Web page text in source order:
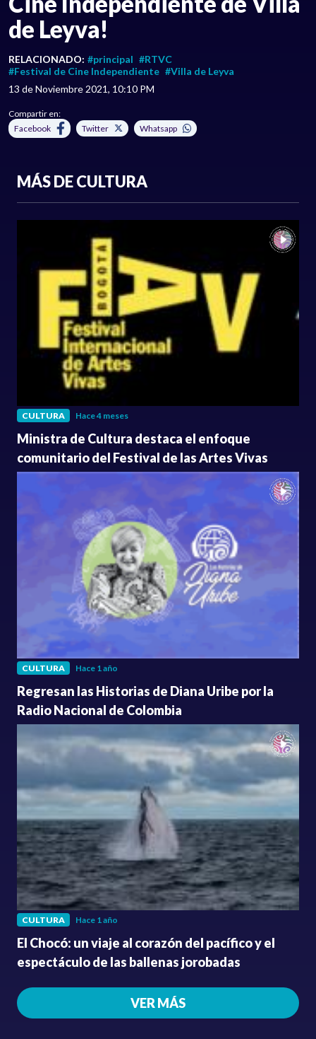
de Leyva!
RELACIONADO: #principal #RTVC
#Festival de Cine Independiente #Villa de Leyva
13 de Noviembre 2021, 10:10 PM
Compartir en:
Facebook
Twitter Whatsapp
MÁS DE CULTURA
CULTURA Hace 4 meses
Ministra de Cultura destaca el enfoque
comunitario del Festival de las Artes Vivas
CULTURA Hace 1 año
Regresan las Historias de Diana Uribe por la
Radio Nacional de Colombia
CULTURA Hace 1 año
El Chocó: un viaje al corazón del pacífico y el
espectáculo de las ballenas jorobadas
VER MÁS